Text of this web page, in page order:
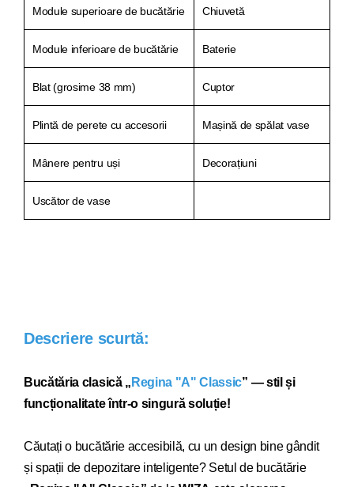
Module superioare de bucătărie Chiuvetă
Module inferioare de bucătărie Baterie
Blat (grosime 38 mm) Cuptor
Plintă de perete cu accesorii Mașină de spălat vase
Mânere pentru uși Decorațiuni
Uscător de vase
Descriere scurtă:
Bucătăria clasică „ Regina "A" Classic” — stil și
funcționalitate într-o singură soluție!
Căutați o bucătărie accesibilă, cu un design bine gândit
și spații de depozitare inteligente? Setul de bucătărie